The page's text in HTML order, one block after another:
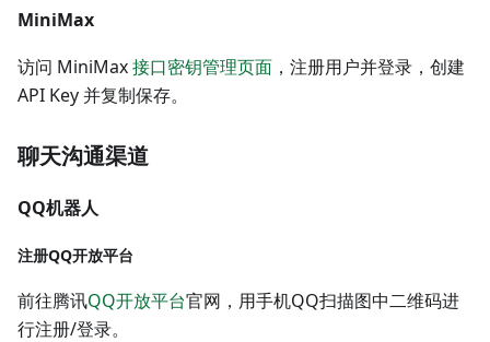
MiniMax
访问 MiniMax接口密钥管理页面 ，注册用户并登录，创建
API Key 并复制保存。
聊天沟通渠道
QQ机器人
注册QQ开放平台
前往腾讯QQ开放平台官网，用手机QQ扫描图中二维码进
行注册/登录。